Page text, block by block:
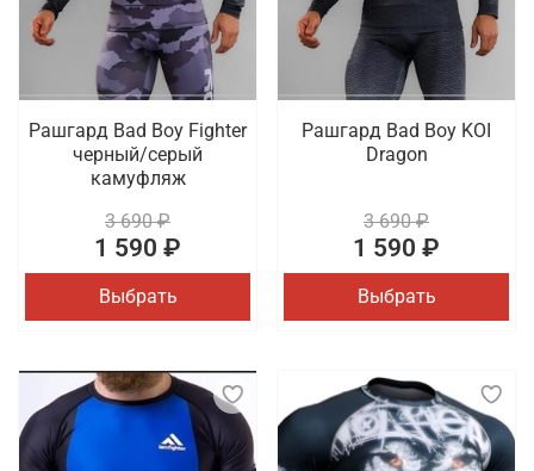
Рашгард Bad Boy Fighter
черный/серый
камуфляж
3 690 ₽
1 590 ₽
Выбрать
Рашгард Bad Boy KOI
Dragon
3 690 ₽
1 590 ₽
Выбрать